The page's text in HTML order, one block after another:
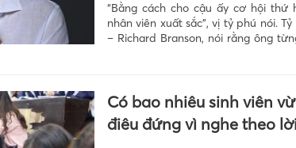
“Bằng cách cho cậu ấy cơ hội
nhân viên xuất sắc”, vị tỷ phú nói.
– Richard Branson, nói rằng ông
Có bao nhiêu sinh viên
điêu đứng vì nghe theo